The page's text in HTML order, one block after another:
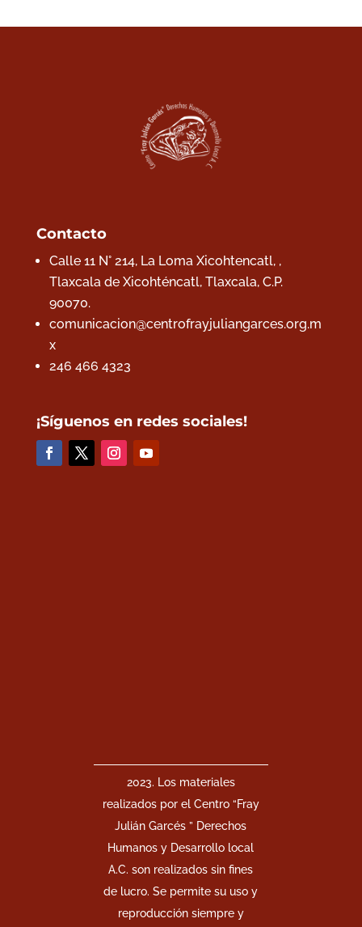
Contacto
Calle 11 N° 214, La Loma Xicohtencatl, ,
Tlaxcala de Xicohténcatl, Tlaxcala, C.P.
90070.
comunicacion@centrofrayjuliangarces.org.m
x
246 466 4323
¡Síguenos en redes sociales!
2023. Los materiales
realizados por el Centro “Fray
Julián Garcés ” Derechos
Humanos y Desarrollo local
A.C. son realizados sin fines
de lucro. Se permite su uso y
reproducción siempre y